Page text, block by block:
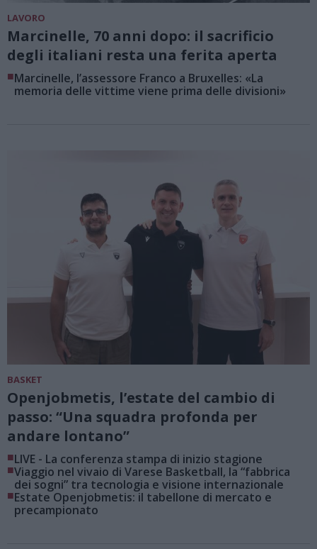
LAVORO
Marcinelle, 70 anni dopo: il sacrificio
degli italiani resta una ferita aperta
■Marcinelle, l’assessore Franco a Bruxelles: «La
memoria delle vittime viene prima delle divisioni»
BASKET
Openjobmetis, l’estate del cambio di
passo: “Una squadra profonda per
andare lontano”
■LIVE - La conferenza stampa di inizio stagione
■Viaggio nel vivaio di Varese Basketball, la “fabbrica
dei sogni” tra tecnologia e visione internazionale
■Estate Openjobmetis: il tabellone di mercato e
precampionato